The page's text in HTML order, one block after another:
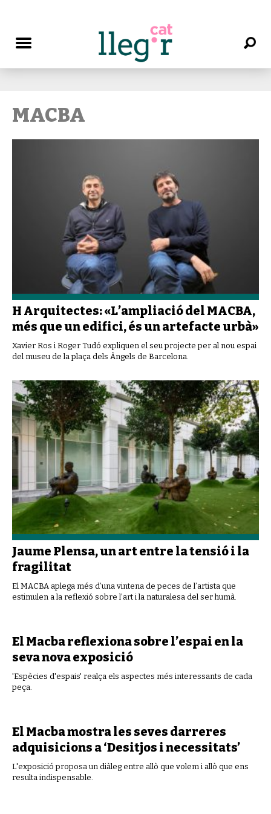
MACBA
H Arquitectes: «L’ampliació del MACBA,
més que un edifici, és un artefacte urbà»
Xavier Ros i Roger Tudó expliquen el seu projecte per al nou espai
del museu de la plaça dels Àngels de Barcelona.
Jaume Plensa, un art entre la tensió i la
fragilitat
El MACBA aplega més d’una vintena de peces de l’artista que
estimulen a la reflexió sobre l’art i la naturalesa del ser humà.
El Macba reflexiona sobre l’espai en la
seva nova exposició
'Espècies d'espais' realça els aspectes més interessants de cada
peça.
El Macba mostra les seves darreres
adquisicions a ‘Desitjos i necessitats’
L'exposició proposa un diàleg entre allò que volem i allò que ens
resulta indispensable.